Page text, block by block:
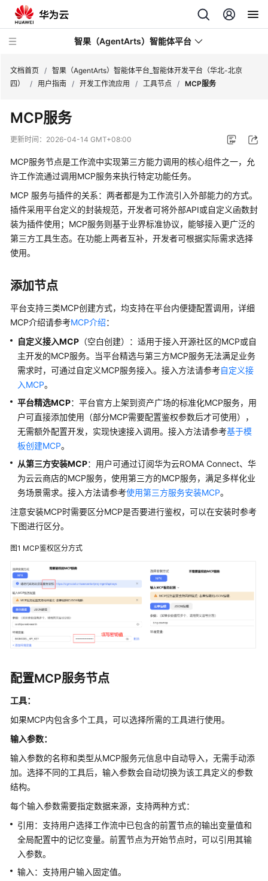
智果（AgentArts）智能体平台
新
动
产
介
绍
开
始
用
计
费
说
明
用
户
指
南
AgentArts
型
指
南
AgentArts
用
开
发
应
开
发
作
流
用
工
作
介
文档首页 / 智果（AgentArts）智能体平台_智能体开发平台（华北-北京
四）
/ 用户指南 / 开发工作流应用 / 工具节点 / MCP服务
MCP服务
更新时间： 2026-04-14 GMT+08:00
MCP服务节点是工作流中实现第三方能力调用的核心组件之一，允
许工作流通过调用MCP服务来执行特定功能任务。
MCP 服务与插件的关系：两者都是为工作流引入外部能力的方式。
插件采用平台定义的封装规范，开发者可将外部API或自定义函数封
装为插件使用；MCP服务则基于业界标准协议，能够接入更广泛的
第三方工具生态。在功能上两者互补，开发者可根据实际需求选择
使用。
添加节点
平台支持三类MCP创建方式，均支持在平台内便捷配置调用，详细
MCP介绍请参考MCP介绍：
自定义接入MCP （空白创建）：适用于接入开源社区的MCP或自
主开发的MCP服务。当平台精选与第三方MCP服务无法满足业务
需求时，可通过自定义MCP服务接入。接入方法请参考自定义接
入MCP。
平台精选MCP：平台官方上架到资产广场的标准化MCP服务，用
户可直接添加使用（部分MCP需要配置鉴权参数后才可使用），
无需额外配置开发，实现快速接入调用。接入方法请参考基于模
板创建MCP。
从第三方安装MCP：用户可通过订阅华为云ROMA Connect、华
为云云商店的MCP服务，使用第三方的MCP服务，满足多样化业
务场景需求。接入方法请参考使用第三方服务安装MCP。
注意安装MCP时需要区分MCP是否要进行鉴权，可以在安装时参考
下图进行区分。
图1 MCP鉴权区分方式
配置MCP服务节点
工具：
如果MCP内包含多个工具，可以选择所需的工具进行使用。
输入参数：
输入参数的名称和类型从MCP服务元信息中自动导入，无需手动添
加。选择不同的工具后，输入参数会自动切换为该工具定义的参数
结构。
每个输入参数需要指定数据来源，支持两种方式：
引用：支持用户选择工作流中已包含的前置节点的输出变量值和
全局配置中的记忆变量。前置节点为开始节点时，可以引用其输
入参数。
输入：支持用户输入固定值。